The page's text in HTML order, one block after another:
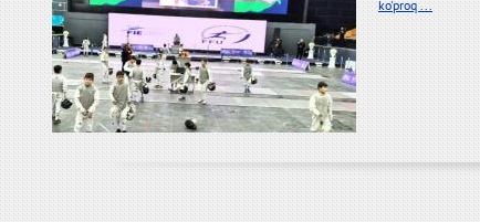
ko'proq ...